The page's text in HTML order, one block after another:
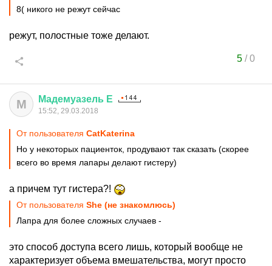
8( никого не режут сейчас
режут, полостные тоже делают.
5/0
М Мадемуазель Е
15:52, 29.03.2018
От пользователя CatKaterina
Но у некоторых пациенток, продувают так сказать (скорее
всего во время лапары делают гистеру)
а причем тут гистера?!
От пользователя She (не знакомлюсь)
Лапра для более сложных случаев -
это способ доступа всего лишь, который вообще не
характеризует объема вмешательства, могут просто